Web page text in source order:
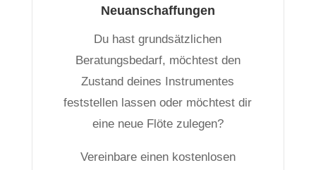
Neuanschaffungen
Du hast grundsätzlichen
Beratungsbedarf, möchtest den
Zustand deines Instrumentes
feststellen lassen oder möchtest dir
eine neue Flöte zulegen?
Vereinbare einen kostenlosen